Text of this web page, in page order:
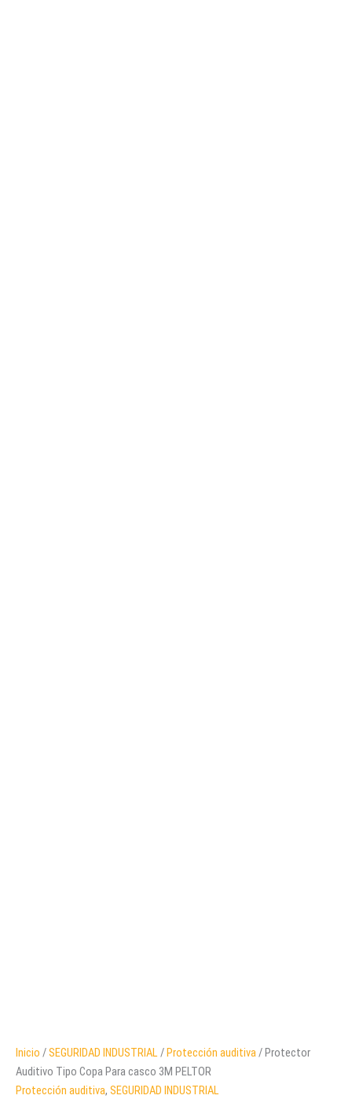
Inicio /SEGURIDAD INDUSTRIAL/Protección auditiva/ Protector
Auditivo Tipo Copa Para casco 3M PELTOR
Protección auditiva, SEGURIDAD INDUSTRIAL